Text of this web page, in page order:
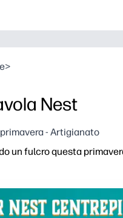
>
Nest
- Artigianato
un fulcro questa
carta o cartoncino
adatto ai bambini